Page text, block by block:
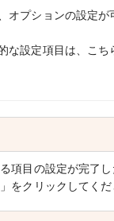
オプションの設定が
な設定項目は、こち
項目の設定が完了
をクリックしてくだ